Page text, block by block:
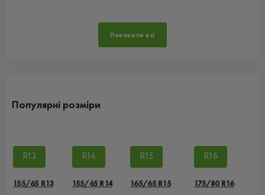
Показати всі
Популярні розміри
R13
155/65 R13
R14
155/65 R14
R15
165/65 R15
R16
175/80 R16